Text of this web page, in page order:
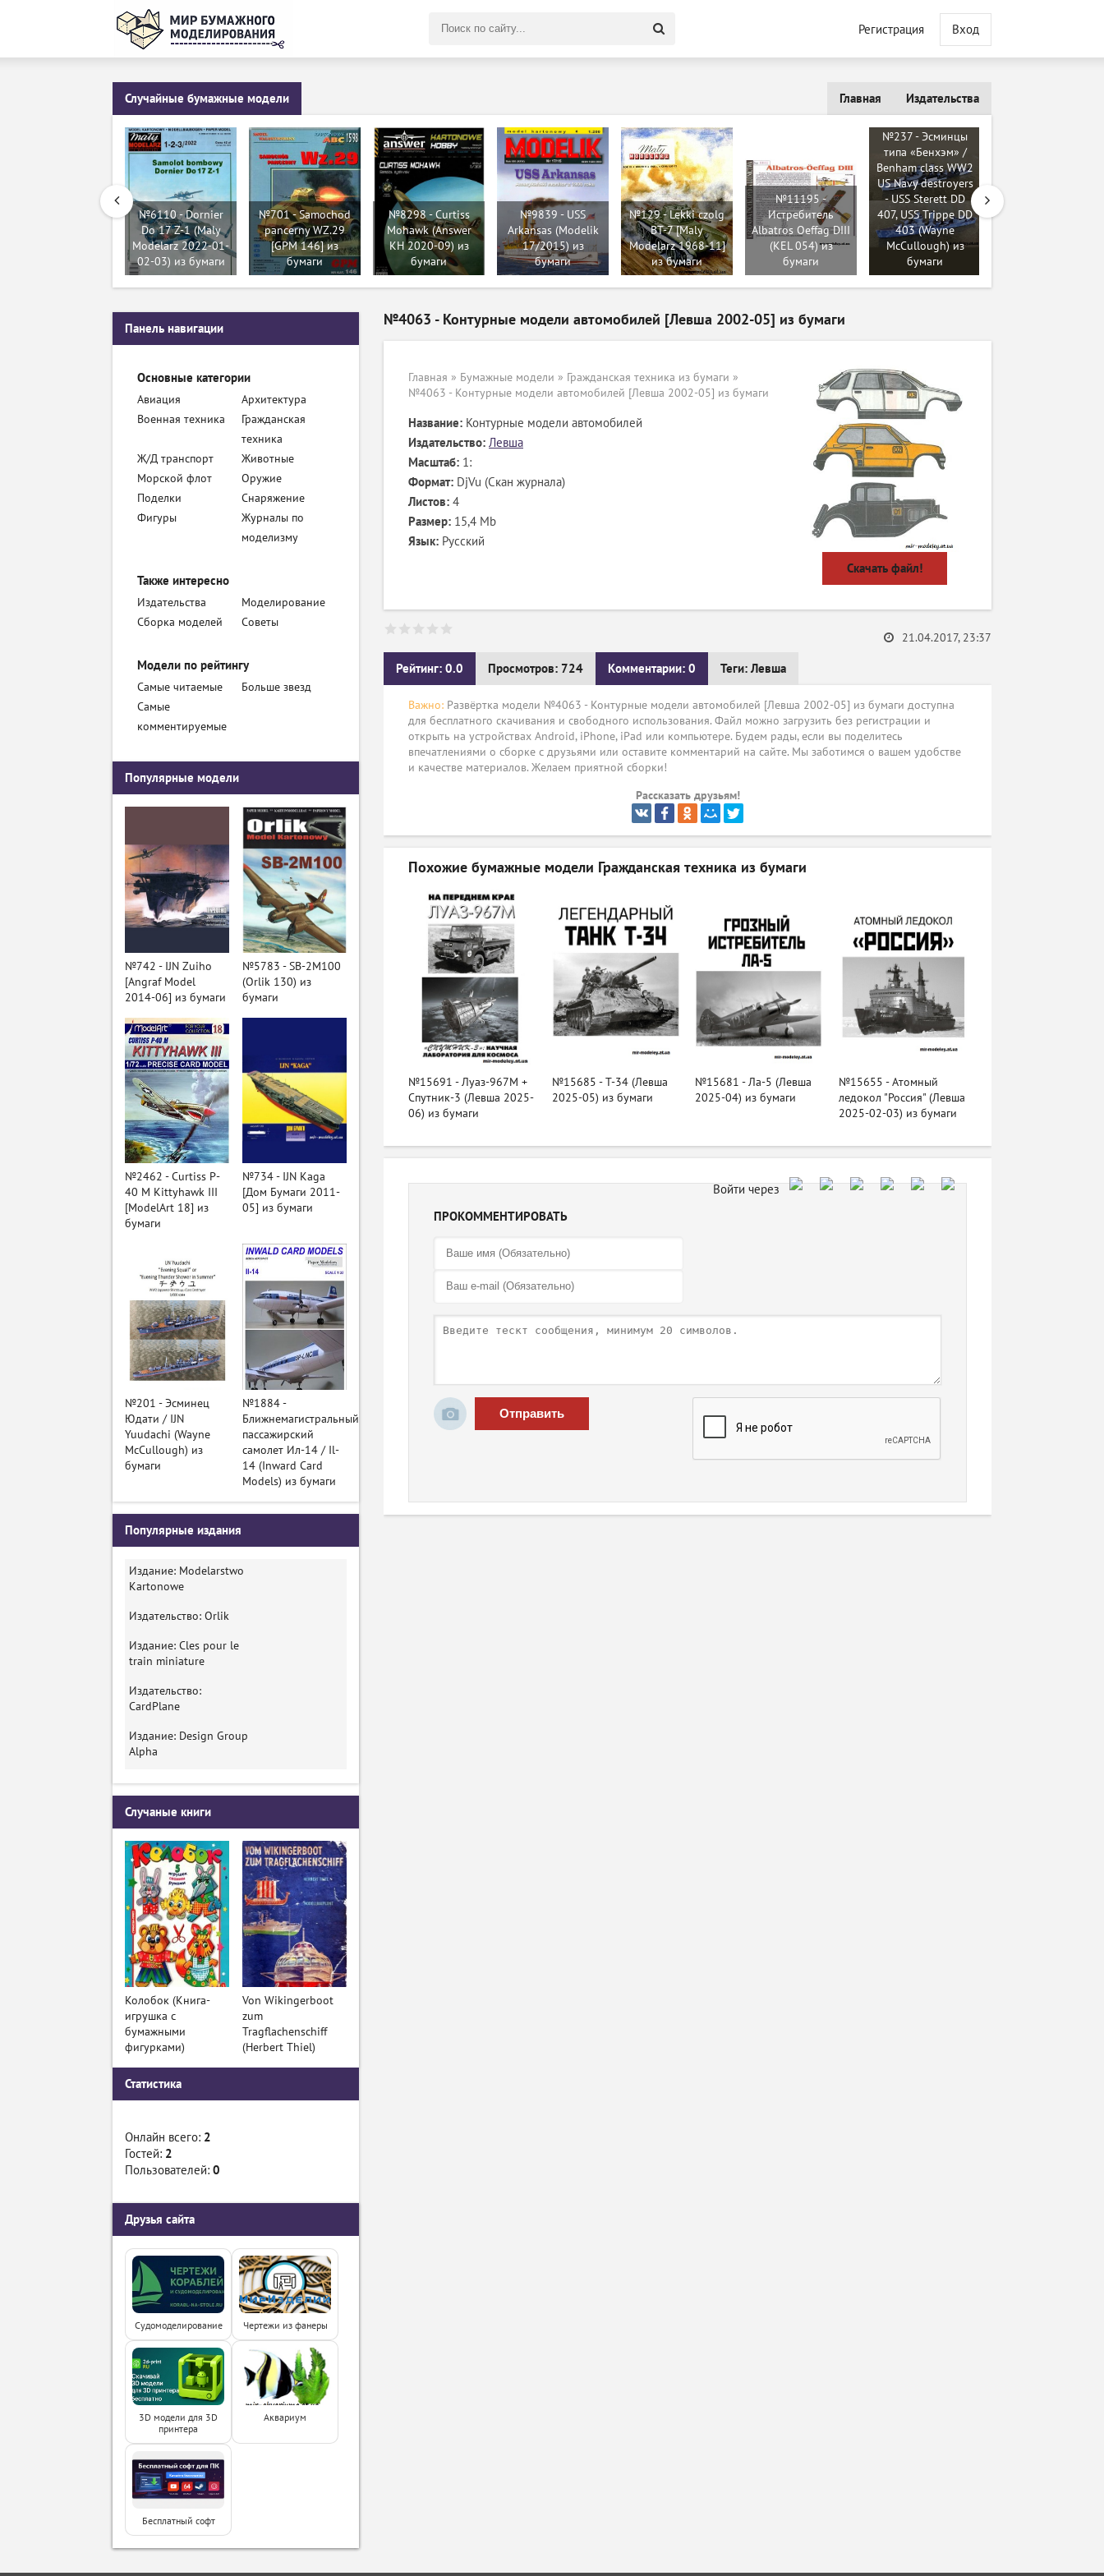
Регистрация Вход
Случайные бумажные модели Издательства
Главная
№6110 - Dornier
Do 17 Z-1 (Maly
Modelarz 2022-01-
02-03) из бумаги
№701 - Samochod
pancerny WZ.29
[GPM 146] из
бумаги
№8298 - Curtiss
Mohawk (Answer
KH 2020-09) из
бумаги
№9839 - USS
Arkansas (Modelik
17/2015) из
бумаги
№129 - Lekki czolg
BT-7 [Maly
Modelarz 1968-11]
из бумаги
№11195 -
Истребитель
Albatros Oeffag DIII
(KEL 054) из
бумаги
№237 - Эсминцы
типа «Бенхэм» /
Benham class WW2
US Navy destroyers
- USS Sterett DD
407, USS Trippe DD
403 (Wayne
McCullough) из
бумаги
№4063 - Контурные модели автомобилей [Левша 2002-05] из бумаги
Главная » Бумажные модели » Гражданская техника из бумаги »
№4063 - Контурные модели автомобилей [Левша 2002-05] из бумаги
Название: Контурные модели автомобилей
Издательство: Левша
Масштаб: 1:
Формат: DjVu (Скан журнала)
Листов: 4
Размер: 15,4 Mb
Язык: Русский
Скачать файл!
Рейтинг: 0.0 Просмотров: 724 Комментарии: 0 Теги: Левша
21.04.2017, 23:37
Важно: Развёртка модели №4063 - Контурные модели автомобилей [Левша 2002-05] из бумаги доступна
для бесплатного скачивания и свободного использования. Файл можно загрузить без регистрации и
открыть на устройствах Android, iPhone, iPad или компьютере. Будем рады, если вы поделитесь
впечатлениями о сборке с друзьями или оставите комментарий на сайте. Мы заботимся о вашем удобстве
и качестве материалов. Желаем приятной сборки!
Рассказать друзьям!
Похожие бумажные модели Гражданская техника из бумаги
№15691 - Луаз-967М +
Спутник-3 (Левша 2025-
06) из бумаги
№15685 - Т-34 (Левша
2025-05) из бумаги
№15681 - Ла-5 (Левша
2025-04) из бумаги
№15655 - Атомный
ледокол "Россия" (Левша
2025-02-03) из бумаги
ПРОКОММЕНТИРОВАТЬ
Отправить
Панель навигации
Основные категории
Авиация
Архитектура
Военная техника
Гражданская
техника
Ж/Д транспорт
Животные
Морской флот
Оружие
Поделки
Снаряжение
Фигуры
Журналы по
моделизму
Также интересно
Издательства
Моделирование
Сборка моделей
Советы
Модели по рейтингу
Самые читаемые
Больше звезд
Самые
комментируемые
Популярные модели
№742 - IJN Zuiho
[Angraf Model
2014-06] из бумаги
№5783 - SB-2M100
(Orlik 130) из
бумаги
№2462 - Curtiss P-
40 M Kittyhawk III
[ModelArt 18] из
бумаги
№734 - IJN Kaga
[Дом Бумаги 2011-
05] из бумаги
№201 - Эсминец
Юдати / IJN
Yuudachi (Wayne
McCullough) из
бумаги
№1884 -
Ближнемагистральный
пассажирский
самолет Ил-14 / Il-
14 (Inward Card
Models) из бумаги
Популярные издания
Издание: Modelarstwo
Kartonowe
Издательство: Orlik
Издание: Cles pour le
train miniature
Издательство:
CardPlane
Издание: Design Group
Alpha
Случаные книги
Колобок (Книга-
игрушка с
бумажными
фигурками)
Von Wikingerboot
zum
Tragflachenschiff
(Herbert Thiel)
Статистика
Онлайн всего: 2
Гостей: 2
Пользователей: 0
Друзья сайта
Судомоделирование Чертежи из фанеры
3D модели для 3D
принтера
Аквариум
Бесплатный софт